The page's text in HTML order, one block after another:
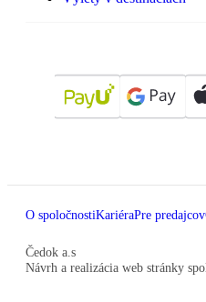
O spoločnostiKariéraPre predajcov
Čedok a.s
Návrh a realizácia web stránky